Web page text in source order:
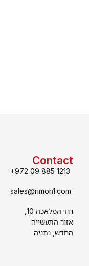
Contact
+972 09 885 1213
sales@rimon1.com
אזור התעשייה
החדש, נתניה